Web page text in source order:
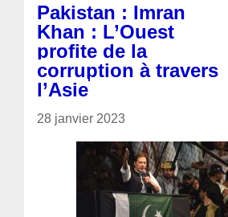
Pakistan : Imran
Khan : L’Ouest
profite de la
corruption à travers
l’Asie
28 janvier 2023